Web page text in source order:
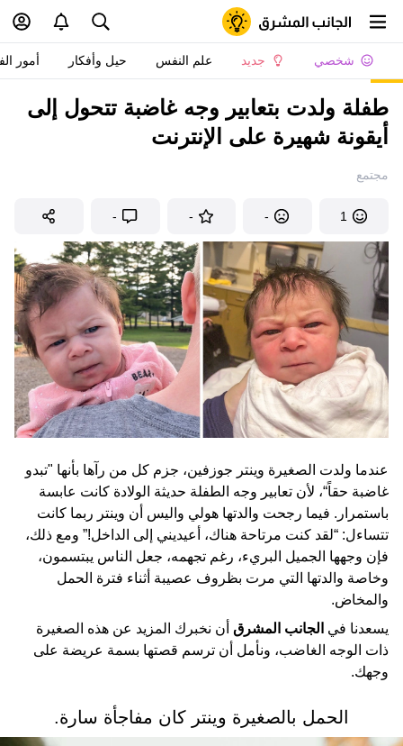
شخصي جديد علم النفس حيل وأفكار أمور
طفلة ولدت بتعابير وجه غاضبة تتحول إلى
أيقونة شهيرة على الإنترنت
مجتمع
1
-
-
-
عندما ولدت الصغيرة وينتر جوزفين، جزم كل من رآها بأنها "تبدو
غاضبة حقاً“، لأن تعابير وجه الطفلة حديثة الولادة كانت عابسة
باستمرار. فيما رجحت والدتها هولي واليس أن وينتر ربما كانت
تتساءل: “لقد كنت مرتاحة هناك، أعيديني إلى الداخل!” ومع ذلك،
فإن وجهها الجميل البريء، رغم تجهمه، جعل الناس يبتسمون،
وخاصة والدتها التي مرت بظروف عصيبة أثناء فترة الحمل
والمخاض.
يسعدنا في الجانب المشرق أن نخبرك المزيد عن هذه الصغيرة
ذات الوجه الغاضب، ونأمل أن ترسم قصتها بسمة عريضة على
وجهك.
الحمل بالصغيرة وينتر كان مفاجأة سارة.